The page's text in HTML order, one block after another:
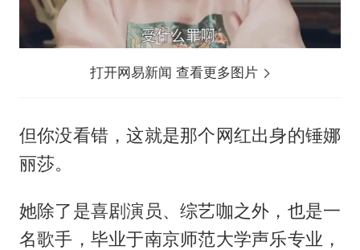
打开网易新闻 查看更多图片
但你没看错，这就是那个网红出身的锤娜
丽莎。
她除了是喜剧演员、综艺咖之外，也是一
名歌手，毕业于南京师范大学声乐专业，